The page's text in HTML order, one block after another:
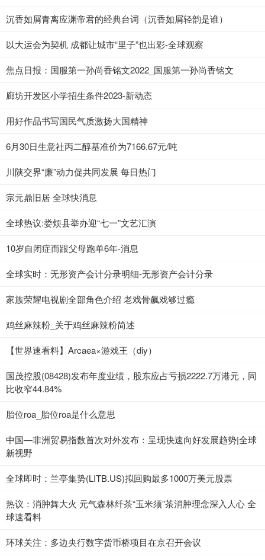
沉香如屑青离应渊帝君的经典台词（沉香如屑轻韵是谁）
以大运会为契机 成都让城市“里子”也出彩-全球观察
焦点日报：国服第一孙尚香铭文2022_国服第一孙尚香铭文
廊坊开发区小学招生条件2023-新动态
用好作品书写国民气质激扬大国精神
6月30日生意社丙二醇基准价为7166.67元/吨
川陕交界“廉”动力促共同发展 每日热门
宗元鼎旧居 全球快消息
全球热议:娄烦县举办迎“七一”文艺汇演
10岁自闭症而跟父母跑单6年-消息
全球实时：无形资产会计分录明细-无形资产会计分录
家族荣耀电视剧全部角色介绍 老戏骨飙戏够过瘾
鸡丝麻辣粉_关于鸡丝麻辣粉简述
【世界速看料】Arcaea×游戏王（diy）
国茂控股(08428)发布年度业绩，股东应占亏损2222.7万港元，同
比收窄44.84%
胎位roa_胎位roa是什么意思
中国—非洲贸易指数首次对外发布：呈现快速向好发展趋势|全球
新视野
全球即时：兰亭集势(LITB.US)拟回购最多1000万美元股票
热议：消肿舞大火 元气森林纤茶“玉米须”茶消肿理念深入人心 全
球速看料
环球关注：多边央行数字货币桥项目在京召开会议